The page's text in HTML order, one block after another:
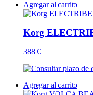
Agregar al carrito
Korg
388 €
Agregar al carrito